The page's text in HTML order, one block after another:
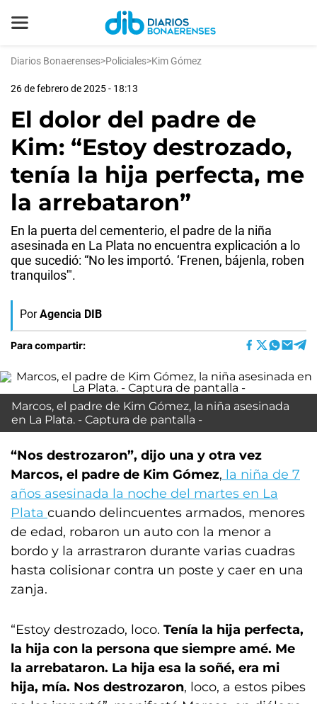
Diarios Bonaerenses>Policiales>Kim Gómez
26 de febrero de 2025 - 18:13
El dolor del padre de
Kim: “Estoy destrozado,
tenía la hija perfecta, me
la arrebataron”
En la puerta del cementerio, el padre de la niña
asesinada en La Plata no encuentra explicación a lo
que sucedió: “No les importó. ‘Frenen, bájenla, roben
tranquilos'".
Por Agencia DIB
Para compartir:
Marcos, el padre de Kim Gómez, la niña asesinada
en La Plata. - Captura de pantalla -
“Nos destrozaron”, dijo una y otra vez
Marcos, el padre de Kim Gómez, la niña de 7
años asesinada la noche del martes en La
Plata cuando delincuentes armados, menores
de edad, robaron un auto con la menor a
bordo y la arrastraron durante varias cuadras
hasta colisionar contra un poste y caer en una
zanja.
“Estoy destrozado, loco. Tenía la hija perfecta,
la hija con la persona que siempre amé. Me
la arrebataron. La hija esa la soñé, era mi
hija, mía. Nos destrozaron, loco, a estos pibes